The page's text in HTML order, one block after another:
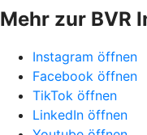
Mehr zur BVR
Instagram öffnen
Facebook öffnen
TikTok öffnen
LinkedIn öffnen